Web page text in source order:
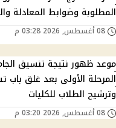
المطلوبة وضوابط المعادلة
المرحلة الأولى بعد غلق باب
وترشيح الطلاب للكليات